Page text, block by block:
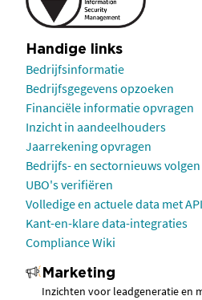
Handige links
Bedrijfsinformatie
Bedrijfsgegevens opzoeken
Financiële informatie opvragen
Inzicht in aandeelhouders
Jaarrekening opvragen
Bedrijfs- en sectornieuws volgen
UBO's verifiëren
Volledige en actuele data met
Kant-en-klare data-integraties
Compliance Wiki
Marketing
Inzichten voor leadgeneratie en